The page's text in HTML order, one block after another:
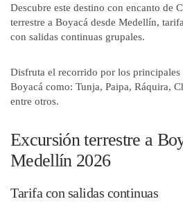
Descubre este destino con encanto de
terrestre a Boyacá desde Medellín,
con salidas continuas grupales.
Disfruta el recorrido por los principales
Boyacá como: Tunja, Paipa, Ráquira,
entre otros.
Excursión terrestre a
Medellín 2026
Tarifa con salidas continuas